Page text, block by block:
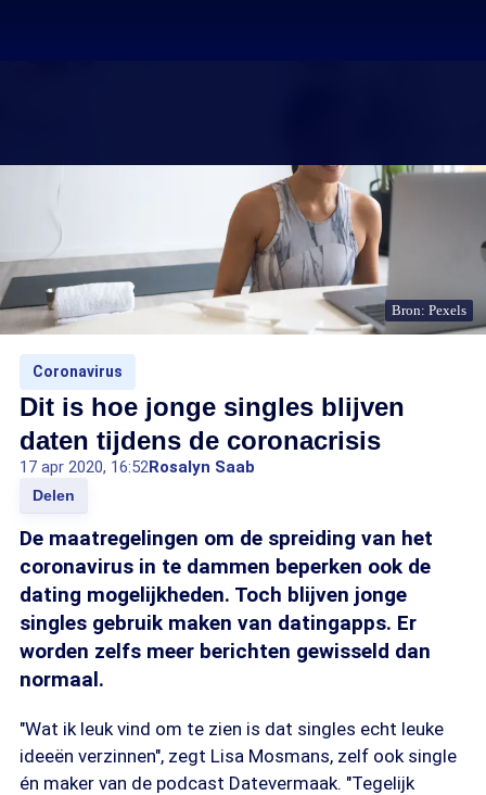
Bron: Pexels
Coronavirus
Dit is hoe jonge singles blijven
daten tijdens de coronacrisis
17 apr 2020, 16:52Rosalyn Saab
Delen
De maatregelingen om de spreiding van het
coronavirus in te dammen beperken ook de
dating mogelijkheden. Toch blijven jonge
singles gebruik maken van datingapps. Er
worden zelfs meer berichten gewisseld dan
normaal.
"Wat ik leuk vind om te zien is dat singles echt leuke
ideeën verzinnen", zegt Lisa Mosmans, zelf ook single
én maker van de podcast Datevermaak. "Tegelijk